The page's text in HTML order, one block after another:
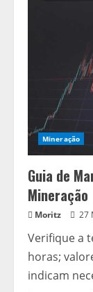
Mineração
Guia de
Mineração
Moritz 27
Verifique a
horas;
indicam